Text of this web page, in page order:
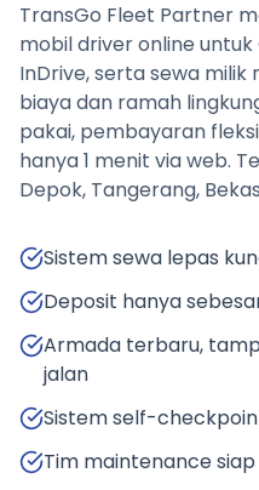
TransGo Fleet Partner
mobil driver online
InDrive, serta sewa
biaya dan ramah
pakai, pembayaran
hanya 1 menit via web.
Depok, Tangerang,
Sistem sewa lepas
Deposit hanya
Armada terbaru,
jalan
Sistem self-
Tim maintenance